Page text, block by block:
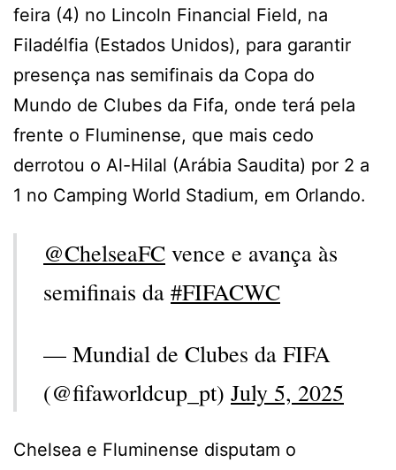
feira (4) no Lincoln Financial Field, na
Filadélfia (Estados Unidos), para garantir
presença nas semifinais da Copa do
Mundo de Clubes da Fifa, onde terá pela
frente o Fluminense, que mais cedo
derrotou o Al-Hilal (Arábia Saudita) por 2 a
1 no Camping World Stadium, em Orlando.
@ChelseaFC vence e avança às
semifinais da #FIFACWC
— Mundial de Clubes da FIFA
(@fifaworldcup_pt) July 5, 2025
Chelsea e Fluminense disputam o